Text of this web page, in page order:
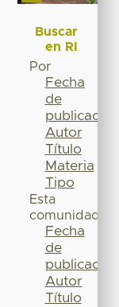
Buscar
en RI
Por
Fecha
de
publicación
Autor
Título
Materia
Tipo
Esta
comunidad
Fecha
de
publicación
Autor
Título